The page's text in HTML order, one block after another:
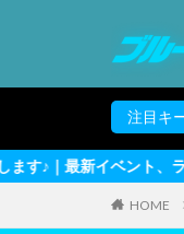
注目キ
ンキング、アプデ、
HOME